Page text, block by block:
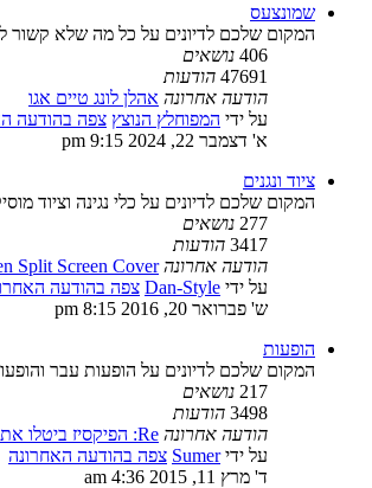
שמונצעס
המקום שלכם לדיונים על כל מה שלא קשור
406 נושאים
47691 הודעות
הודעה אחרונה אהלן לונג טיים אגו
על ידי המפוחלץ הנוצץ צפה בהודעה
א' דצמבר 22, 2024 9:15 pm
ציוד ונגנים
המקום שלכם לדיונים על כלי נגינה וציוד
277 נושאים
3417 הודעות
הודעה אחרונה Split Screen Cover
על ידי Dan-Style צפה בהודעה
ש' פברואר 20, 2016 8:15 pm
הופעות
המקום שלכם לדיונים על הופעות עבר
217 נושאים
3498 הודעות
הודעה אחרונה Re: הפיקסיז ביטלו את ההופעה ש…
על ידיSumer צפה בהודעה האחרונה
ד' מרץ 11, 2015 4:36 am